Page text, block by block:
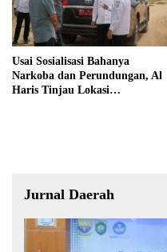
Usai Sosialisasi Bahanya
Narkoba dan Perundungan, Al
Haris Tinjau Lokasi
Jurnal Daerah